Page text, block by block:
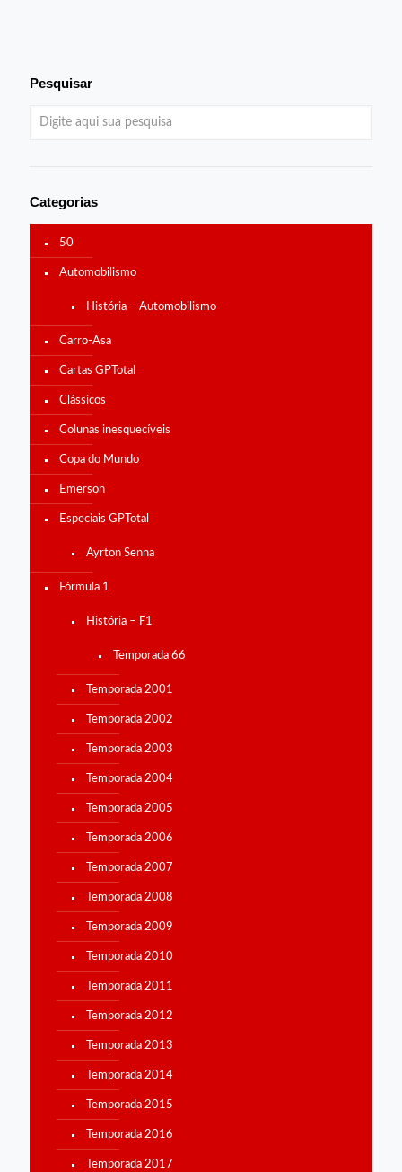
Pesquisar
Categorias
50
Automobilismo
História – Automobilismo
Carro-Asa
Cartas GPTotal
Clássicos
Colunas inesquecíveis
Copa do Mundo
Emerson
Especiais GPTotal
Ayrton Senna
Fórmula 1
História – F1
Temporada 66
Temporada 2001
Temporada 2002
Temporada 2003
Temporada 2004
Temporada 2005
Temporada 2006
Temporada 2007
Temporada 2008
Temporada 2009
Temporada 2010
Temporada 2011
Temporada 2012
Temporada 2013
Temporada 2014
Temporada 2015
Temporada 2016
Temporada 2017